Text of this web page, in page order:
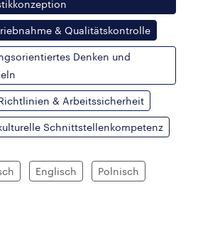
& Qualitätskontrolle
Denken und
& Arbeitssicherheit
Schnittstellenkompetenz
Englisch Polnisch